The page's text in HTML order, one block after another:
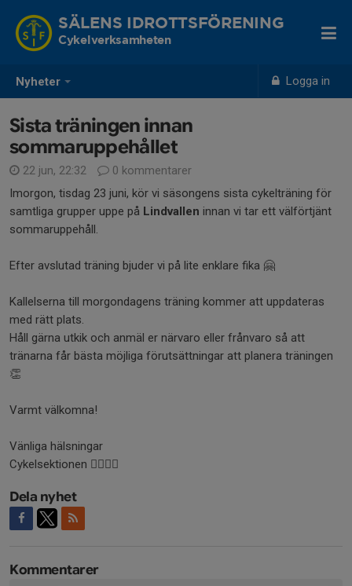
Nyheter Logga in
SÄLENS IDROTTSFÖRENING
Cykelverksamheten
Sista träningen innan
sommaruppehållet
22 jun, 22:32
0 kommentarer
Imorgon, tisdag 23 juni, kör vi säsongens sista cykelträning för
samtliga grupper uppe på Lindvallen innan vi tar ett välförtjänt
sommaruppehåll.
Efter avslutad träning bjuder vi på lite enklare fika 🤗
Kallelserna till morgondagens träning kommer att uppdateras
med rätt plats.
Håll gärna utkik och anmäl er närvaro eller frånvaro så att
tränarna får bästa möjliga förutsättningar att planera träningen
👏
Varmt välkomna!
Vänliga hälsningar
Cykelsektionen 🚴‍♀️🚴‍♂️
Dela nyhet
Kommentarer